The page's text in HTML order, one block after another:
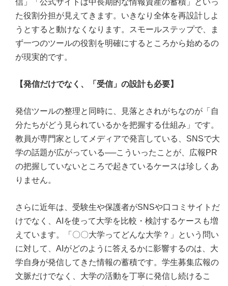
信」「公式サイトは中長期的な情報資産の蓄積」といっ
た役割分担が見えてきます。いきなり全体を再設計しよ
うとすると動けなくなります。スモールステップで、ま
ず一つのツールの役割を明確にするところから始めるの
が現実的です。
【発信だけでなく、「受信」の設計も必要】
発信ツールの整理と同時に、見落とされがちなのが「自
分たちがどう見られているかを把握する仕組み」です。
教員が専門家としてメディアで発言している、SNSで大
学の話題が広がっている──こういったことが、広報PR
の把握していないところで起きているケースは珍しくあ
りません。
さらに近年は、受験生や保護者がSNSや口コミサイトだ
けでなく、AIを使って大学を比較・検討するケースも増
えています。「〇〇大学ってどんな大学？」という問い
に対して、AIがどのように答えるかに影響するのは、大
学自身が発信してきた情報の蓄積です。学生募集広報の
文脈だけでなく、大学の活動を丁寧に発信し続けるこ